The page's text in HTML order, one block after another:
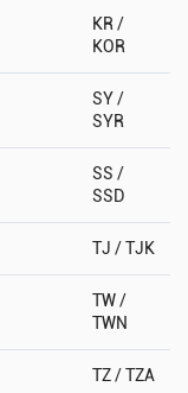
KR /
KOR
SY /
SYR
SS /
SSD
TJ / TJK
TW /
TWN
TZ / TZA